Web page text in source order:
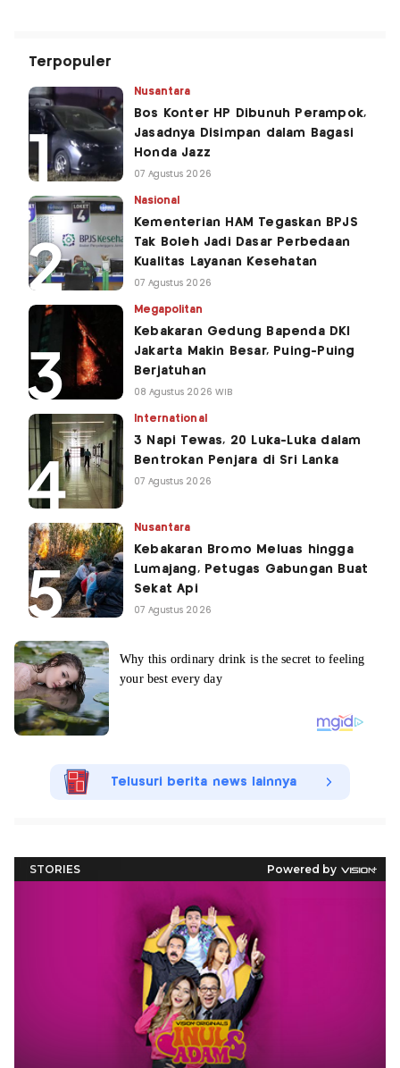
Terpopuler
Nusantara
Bos Konter HP Dibunuh Perampok,
Jasadnya Disimpan dalam Bagasi
Honda Jazz
07 Agustus 2026
Nasional
Kementerian HAM Tegaskan BPJS
Tak Boleh Jadi Dasar Perbedaan
Kualitas Layanan Kesehatan
07 Agustus 2026
Megapolitan
Kebakaran Gedung Bapenda DKI
Jakarta Makin Besar, Puing-Puing
Berjatuhan
08 Agustus 2026 WIB
International
3 Napi Tewas, 20 Luka-Luka dalam
Bentrokan Penjara di Sri Lanka
07 Agustus 2026
Nusantara
Kebakaran Bromo Meluas hingga
Lumajang, Petugas Gabungan Buat
Sekat Api
07 Agustus 2026
Telusuri berita news lainnya